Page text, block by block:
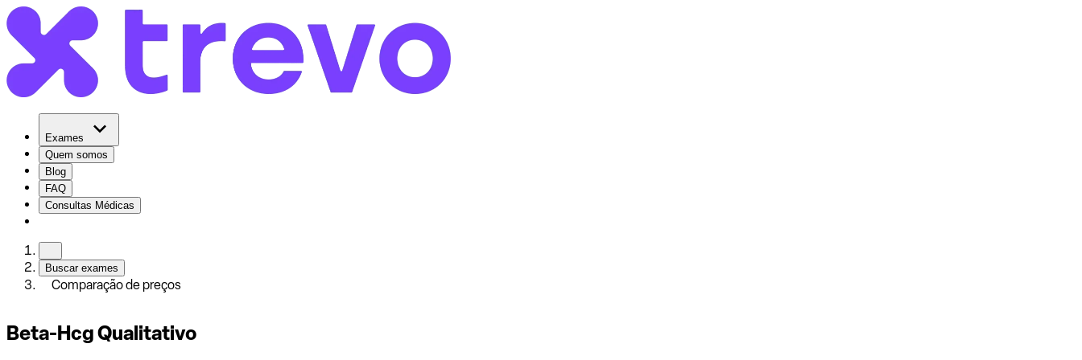
Exames
Quem somos
Blog
FAQ
Consultas Médicas
Buscar exames
Comparação de preços
Beta-Hcg Qualitativo